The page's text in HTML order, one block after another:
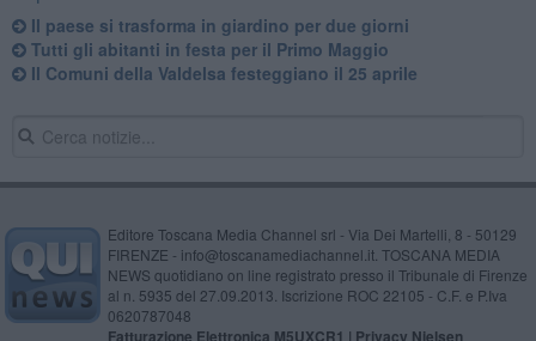
Il paese si trasforma in giardino per due giorni
Tutti gli abitanti in festa per il Primo Maggio
Il Comuni della Valdelsa festeggiano il 25 aprile
Editore Toscana Media Channel srl - Via Dei Martelli, 8 - 50129
FIRENZE - info@toscanamediachannel.it. TOSCANA MEDIA
NEWS quotidiano on line registrato presso il Tribunale di Firenze
al n. 5935 del 27.09.2013. Iscrizione ROC 22105 - C.F. e P.Iva
0620787048
Fatturazione Elettronica M5UXCR1 | Privacy Nielsen